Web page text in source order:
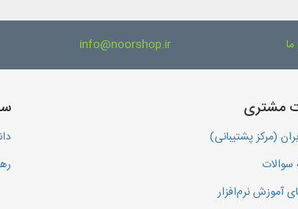
ما info@noorshop.ir
مشتری
(مرکز پشتیبانی)
سوالات
آموزش نرم‌افزار